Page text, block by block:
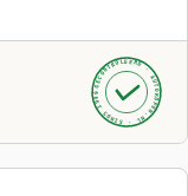
GECONTROLEERD ·
AUTOKOPEN.NL
· SINDS 1999 ·